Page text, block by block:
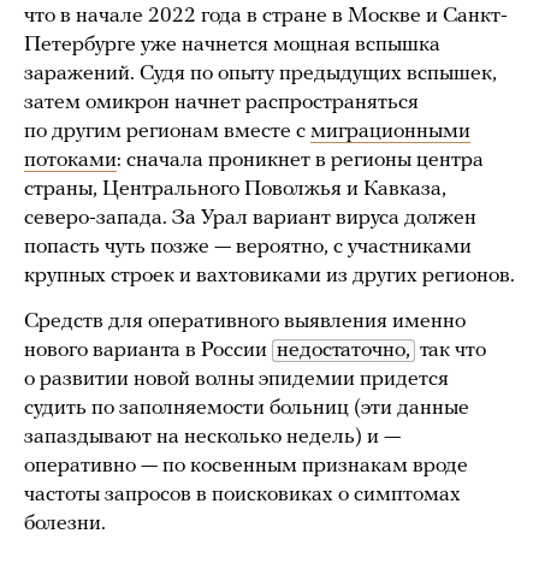
что в начале 2022 года в стране в Москве и Санкт-
Петербурге уже начнется мощная вспышка
заражений. Судя по опыту предыдущих вспышек,
затем омикрон начнет распространяться
по другим регионам вместе с миграционными
потоками: сначала проникнет в регионы центра
страны, Центрального Поволжья и Кавказа,
северо-запада. За Урал вариант вируса должен
попасть чуть позже — вероятно, с участниками
крупных строек и вахтовиками из других регионов.
Средств для оперативного выявления именно
нового варианта в России недостаточно, так что
о развитии новой волны эпидемии придется
судить по заполняемости больниц (эти данные
запаздывают на несколько недель) и —
оперативно — по косвенным признакам вроде
частоты запросов в поисковиках о симптомах
болезни.